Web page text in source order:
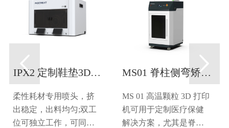
MS01 脊柱侧弯矫形
MS 01 高温颗粒 3D 打印
机可用于定制医疗保健
解决方案，尤其是脊柱
PioNext Mini 小巧
案
专为口腔诊所打造的集
成式桌面级3D打印机，
满足椅旁快速、个性